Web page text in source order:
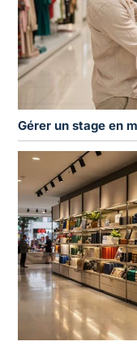
Gérer un stage en